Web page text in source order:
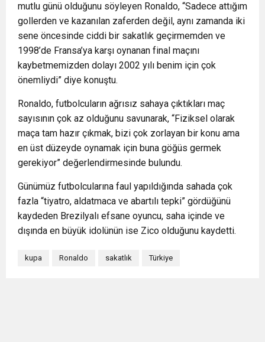
mutlu günü olduğunu söyleyen Ronaldo, “Sadece attığım
gollerden ve kazanılan zaferden değil, aynı zamanda iki
sene öncesinde ciddi bir sakatlık geçirmemden ve
1998’de Fransa’ya karşı oynanan final maçını
kaybetmemizden dolayı 2002 yılı benim için çok
önemliydi” diye konuştu.
Ronaldo, futbolcuların ağrısız sahaya çıktıkları maç
sayısının çok az olduğunu savunarak, “Fiziksel olarak
maça tam hazır çıkmak, bizi çok zorlayan bir konu ama
en üst düzeyde oynamak için buna göğüs germek
gerekiyor” değerlendirmesinde bulundu.
Günümüz futbolcularına faul yapıldığında sahada çok
fazla “tiyatro, aldatmaca ve abartılı tepki” gördüğünü
kaydeden Brezilyalı efsane oyuncu, saha içinde ve
dışında en büyük idolünün ise Zico olduğunu kaydetti.
kupa Ronaldo sakatlık Türkiye